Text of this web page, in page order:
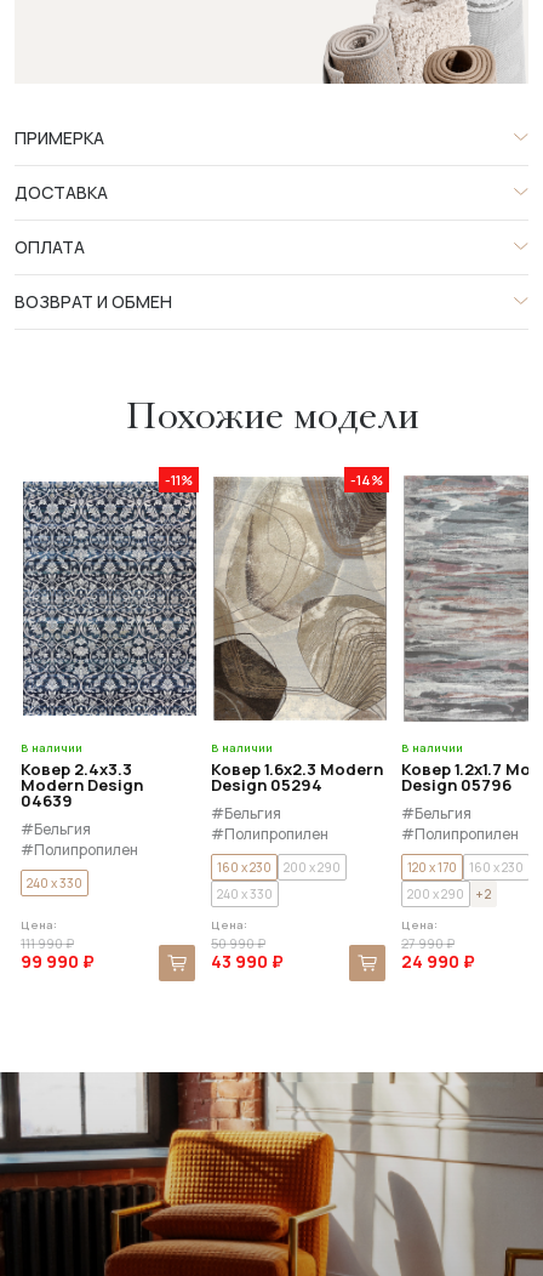
ПРИМЕРКА
ДОСТАВКА
ОПЛАТА
ВОЗВРАТ И ОБМЕН
Похожие модели
-11%
В наличии
Ковер 2.4x3.3
Modern Design
04639
#Бельгия
#Полипропилен
240 x 330
Цена:
111 990 ₽
99 990 ₽
-14%
В наличии
Ковер 1.6x2.3 Modern
Design 05294
#Бельгия
#Полипропилен
160 x 230
200 x 290
240 x 330
Цена:
50 990 ₽
43 990 ₽
В наличии
Ковер 1.2x1.7
Design 05796
#Бельгия
#Полипропилен
120 x 170
160 x 230
200 x 290
+ 2
Цена:
27 990 ₽
24 990 ₽